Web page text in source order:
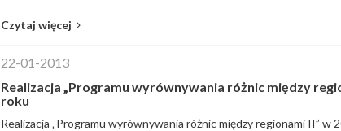
Czytaj więcej
22-01-2013
Realizacja „Programu wyrównywania różnic między
roku
Realizacja „Programu wyrównywania różnic między regionami II” w